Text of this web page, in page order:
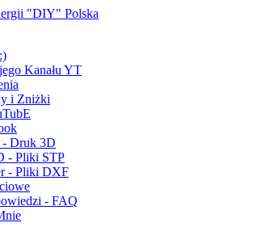
"DIY" Polska
Kanału YT
i Zniżki
Druk 3D
- Pliki STP
- Pliki DXF
- FAQ